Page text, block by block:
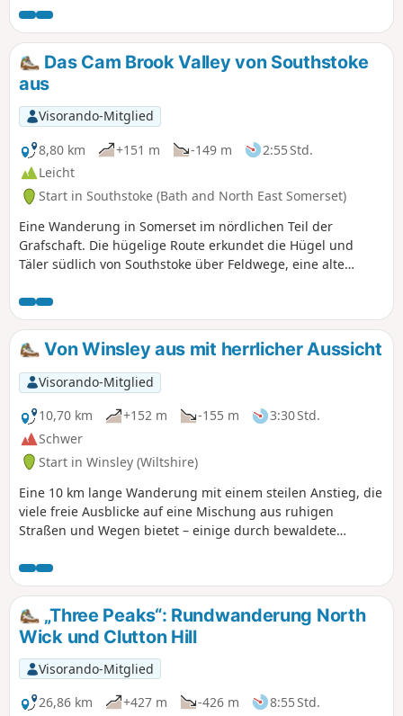
Das Cam Brook Valley von Southstoke
aus
Visorando-Mitglied
8,80 km
+151 m -149 m
2:55 Std.
Leicht
Start in Southstoke (Bath and North East Somerset)
Eine Wanderung in Somerset im nördlichen Teil der
Grafschaft. Die hügelige Route erkundet die Hügel und
Täler südlich von Southstoke über Feldwege, eine alte
Von Winsley aus mit herrlicher Aussicht
Visorando-Mitglied
10,70 km
+152 m -155 m
3:30 Std.
Schwer
Start in Winsley (Wiltshire)
Eine 10 km lange Wanderung mit einem steilen Anstieg, die
viele freie Ausblicke auf eine Mischung aus ruhigen
Straßen und Wegen bietet – einige durch bewaldete
„Three Peaks“: Rundwanderung North
Wick und Clutton Hill
Visorando-Mitglied
26,86 km
+427 m -426 m
8:55 Std.